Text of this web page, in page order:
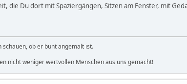
die Du dort mit Spaziergängen, Sitzen am Fenster, mit
ob er bunt angemalt ist.
nicht weniger wertvollen Menschen aus uns gemacht!